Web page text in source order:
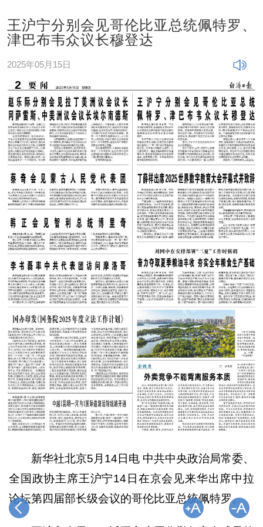
王沪宁分别会见哥伦比亚总统佩特罗、
津巴布韦众议长穆登达
2025年05月15日
新华社北京5月14日电 中共中央政治局常委、
全国政协主席王沪宁14日在京会见来华出席中拉
论坛第四届部长级会议的哥伦比亚总统佩特罗。